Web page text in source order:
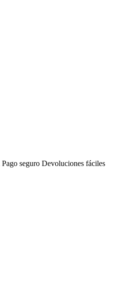
Pago seguro Devoluciones fáciles